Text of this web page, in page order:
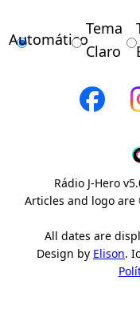
Automático
Tema
Claro
Rádio J-Hero
Articles and logo are
All dates are
Design by Elison.